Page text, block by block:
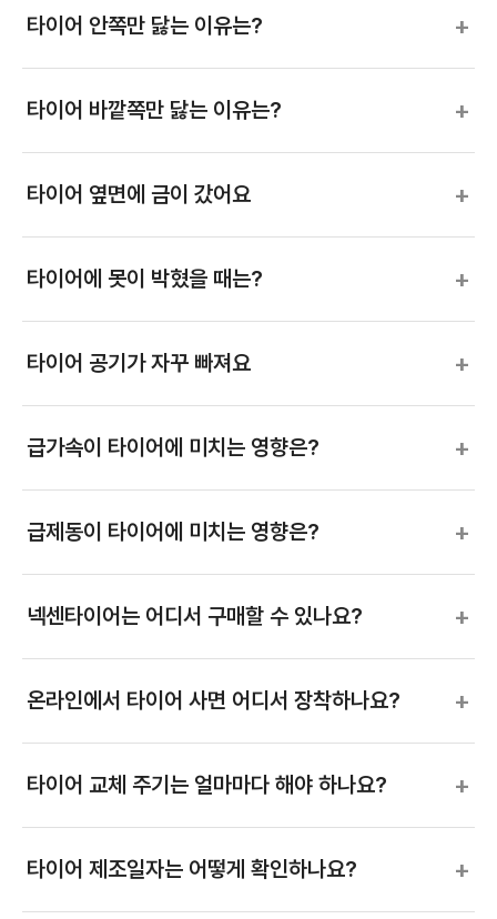
타이어 안쪽만 닳는 이유는? +
타이어 바깥쪽만 닳는 이유는? +
타이어 옆면에 금이 갔어요 +
타이어에 못이 박혔을 때는? +
타이어 공기가 자꾸 빠져요 +
급가속이 타이어에 미치는 영향은? +
급제동이 타이어에 미치는 영향은? +
넥센타이어는 어디서 구매할 수 있나요? +
온라인에서 타이어 사면 어디서 장착하나요? +
타이어 교체 주기는 얼마마다 해야 하나요? +
타이어 제조일자는 어떻게 확인하나요? +